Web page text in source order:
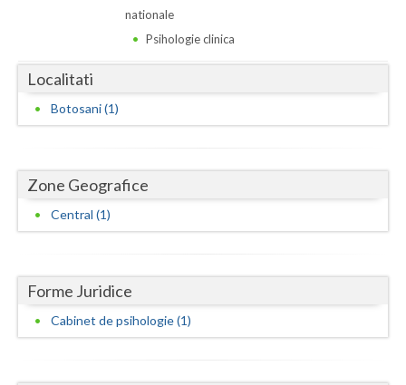
Covasna
Dambovita
Galati
Giurgiu
Harghita
Hunedoara
nationale
Psihologie clinica
Localitati
Botosani (1)
Zone Geografice
Central (1)
Forme Juridice
Cabinet de psihologie (1)